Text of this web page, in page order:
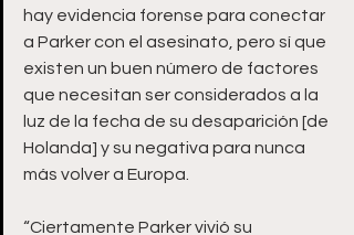
hay evidencia forense para conectar
a Parker con el asesinato, pero sí que
existen un buen número de factores
que necesitan ser considerados a la
luz de la fecha de su desaparición [de
Holanda] y su negativa para nunca
más volver a Europa.
“Ciertamente Parker vivió su